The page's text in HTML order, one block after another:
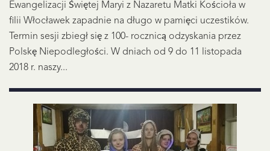
Ewangelizacji Świętej Maryi z Nazaretu Matki Kościoła w
filii Włocławek zapadnie na długo w pamięci uczestików.
Termin sesji zbiegł się z 100- rocznicą odzyskania przez
Polskę Niepodległości. W dniach od 9 do 11 listopada
2018 r. naszy...